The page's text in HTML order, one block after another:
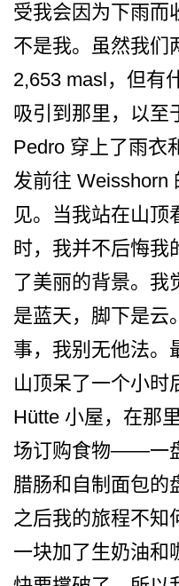
受我会因为下雨而
不是我。虽然我们
2,653 masl，但有
吸引到那里，以至
Pedro 穿上了雨衣
发前往 Weisshorn
见。当­我站在山顶
时，我并不后悔我
了美丽的背景。我
是蓝天，脚下是云
事­，我别无他法。
山顶呆了一个­小时
Hütte 小屋，在那
场订购食物——一
腊­肠和自制面包的
之后我的旅程­不知
一块加了生奶油和